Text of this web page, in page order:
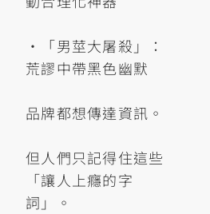
•「男莖大屠殺」：
荒謬中帶黑色幽默
品牌都想傳達資訊。
但人們只記得住這些
「讓人上癮的字
詞」。